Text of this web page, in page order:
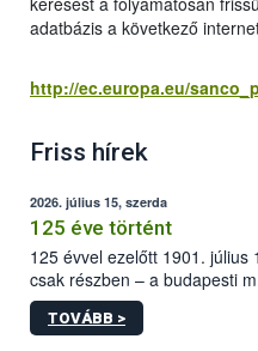
adatbázis a következő
http://ec.europa.eu/
Friss hírek
2026. július 15, szerda
125 éve történt
125 évvel ezelőtt 1901.
csak részben – a budapesti
állomás a Kis Rókus utca 15.
tervezett új épületébe.
TOVÁBB >